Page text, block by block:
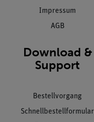
Impressum
AGB
Download &
Support
Bestellvorgang
Schnellbestellformular